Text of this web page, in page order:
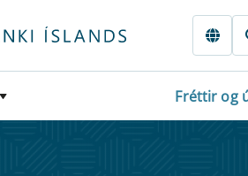
Fréttir og